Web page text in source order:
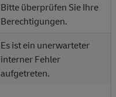
Bitte überprüfen Sie Ihre
Berechtigungen.
Es ist ein unerwarteter
interner Fehler
aufgetreten.